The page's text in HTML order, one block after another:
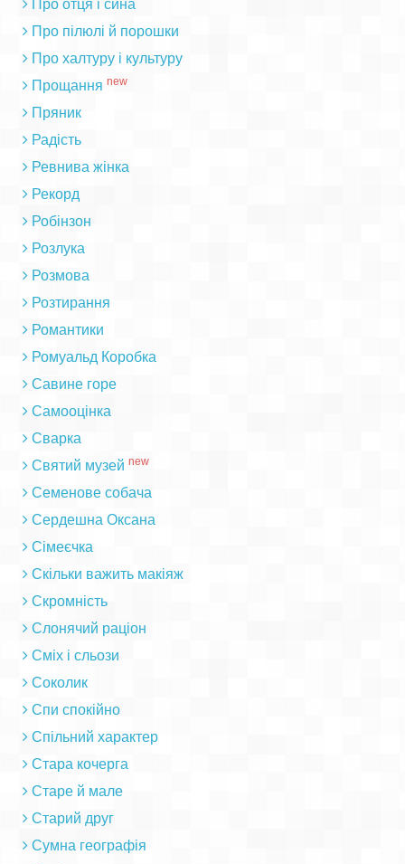
Про отця і сина
Про пілюлі й порошки
Про халтуру і культуру
Прощання new
Пряник
Радість
Ревнива жінка
Рекорд
Робінзон
Розлука
Розмова
Розтирання
Романтики
Ромуальд Коробка
Савине горе
Самооцінка
Сварка
Святий музей new
Семенове собача
Сердешна Оксана
Сімеєчка
Скільки важить макіяж
Скромність
Слонячий раціон
Сміх і сльози
Соколик
Спи спокійно
Спільний характер
Стара кочерга
Старе й мале
Старий друг
Сумна географія